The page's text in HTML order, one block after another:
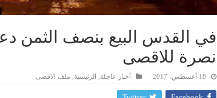
في القدس البيع بنصف الثمن
نصرة للاقصى
18 أغسطس، 2017 أخبار عاجلة الرئيسية ملف الاقصى